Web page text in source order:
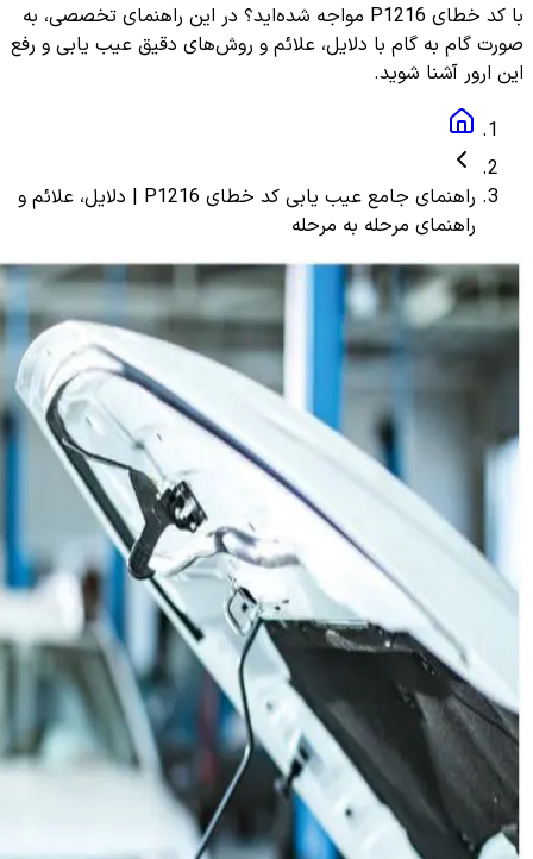
با کد خطای P1216 مواجه شده‌اید؟ در این راهنمای تخصصی، به
صورت گام به گام با دلایل، علائم و روش‌های دقیق عیب یابی و رفع
این ارور آشنا شوید.
راهنمای جامع عیب یابی کد خطای P1216 | دلایل، علائم و
راهنمای مرحله به مرحله